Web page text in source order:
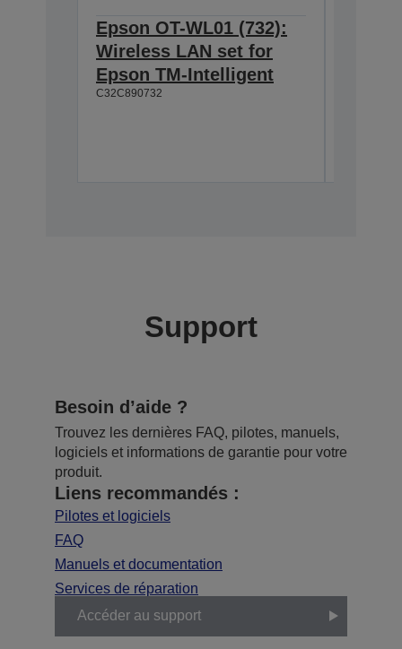
Epson OT-WL01 (732):
Wireless LAN set for
Epson TM-Intelligent
C32C890732
Support
Besoin d’aide ?
Trouvez les dernières FAQ, pilotes, manuels,
logiciels et informations de garantie pour votre
produit.
Liens recommandés :
Pilotes et logiciels
FAQ
Manuels et documentation
Services de réparation
Accéder au support